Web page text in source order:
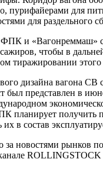
пурифайерами для
для раздельного
ФПК и «Вагонреммаш»
чтобы в
тиражировании этого
дизайна вагона СВ
был представлен в
планирует получить
в состав
за новостями рынков
ROLLINGSTOCK